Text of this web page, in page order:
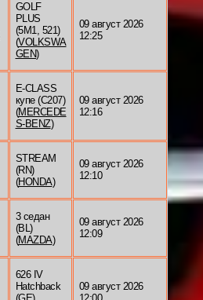
GOLF
PLUS
(5M1, 521)
(VOLKSWA
GEN)
09 август 2026
12:25
E-CLASS
купе (C207)
(MERCEDE
S-BENZ)
09 август 2026
12:16
STREAM
(RN)
(HONDA)
09 август 2026
12:10
3 седан
(BL)
(MAZDA)
09 август 2026
12:09
626 IV
Hatchback
09 август 2026